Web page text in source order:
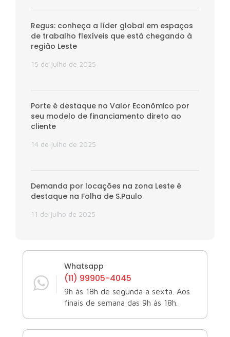
Regus: conheça a líder global em espaços
de trabalho flexíveis que está chegando à
região Leste
15 de julho de 2025
Porte é destaque no Valor Econômico por
seu modelo de financiamento direto ao
cliente
14 de julho de 2025
Demanda por locações na zona Leste é
destaque na Folha de S.Paulo
11 de julho de 2025
Whatsapp
(11) 99905-4045
9h às 18h de segunda a sexta. Aos
finais de semana das 9h às 18h.